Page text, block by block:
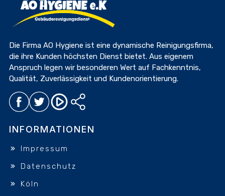
Die Firma AO Hygiene ist eine dynamische Reinigungsfirma,
die ihre Kunden höchsten Dienst bietet. Aus eigenem
Anspruch legen wir besonderen Wert auf Fachkenntnis,
Qualität, Zuverlässigkeit und Kundenorientierung.
INFORMATIONEN
Impressum
Datenschutz
Köln